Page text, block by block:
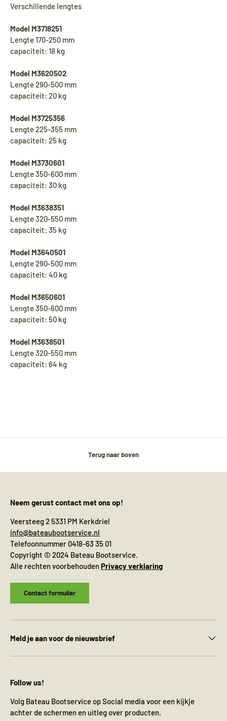
Verschillende lengtes
Model M3718251
Lengte 170-250 mm
capaciteit: 18 kg
Model M3620502
Lengte 290-500 mm
capaciteit: 20 kg
Model M3725356
Lengte 225-355 mm
capaciteit: 25 kg
Model M3730601
Lengte 350-600 mm
capaciteit: 30 kg
Model M3638351
Lengte 320-550 mm
capaciteit: 35 kg
Model M3640501
Lengte 290-500 mm
capaciteit: 40 kg
Model M3650601
Lengte 350-600 mm
capaciteit: 50 kg
Model M3638501
Lengte 320-550 mm
capaciteit: 64 kg
Terug naar boven
Neem gerust contact met ons op!
Veersteeg 2 5331 PM Kerkdriel
info@bateaubootservice.nl
Telefoonnummer 0418-63 35 01
Copyright © 2024 Bateau Bootservice.
Alle rechten voorbehoudenPrivacy verklaring
Contact formulier
Meld je aan voor de nieuwsbrief
Follow us!
Volg Bateau Bootservice op Social media voor een kijkje
achter de schermen en uitleg over producten.